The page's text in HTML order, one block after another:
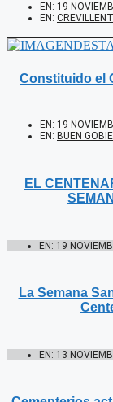
EN: 19
EN: CREVILLENT
Constituido el
EN: 19
EN: BUEN
EL
EN: 19
La Semana
EN: 13